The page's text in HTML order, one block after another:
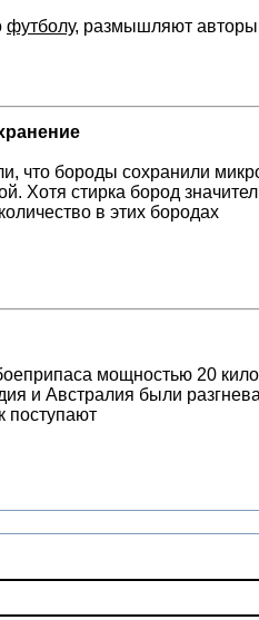
футболу, размышляют
что бороды сохранили
Хотя стирка бород
в этих бородах
мощностью 20
и Австралия были
поступают